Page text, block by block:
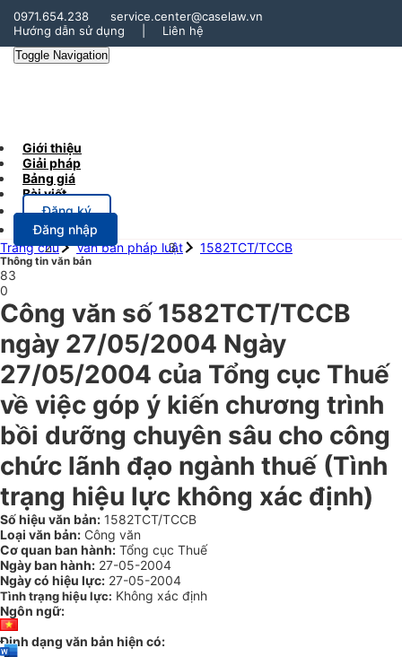
0971.654.238
service.center@caselaw.vn
Hướng dẫn sử dụng
Liên hệ
Toggle Navigation
Giới thiệu
Giải pháp
Bảng giá
Bài viết
Đăng ký
Đăng nhập
Trang chủ
Văn bản pháp luật 1582TCT/TCCB
Thông tin văn bản
83
0
Công văn số 1582TCT/TCCB
ngày 27/05/2004 Ngày
27/05/2004 của Tổng cục Thuế
về việc góp ý kiến chương trình
bồi dưỡng chuyên sâu cho công
chức lãnh đạo ngành thuế (Tình
trạng hiệu lực không xác định)
Số hiệu văn bản: 1582TCT/TCCB
Loại văn bản: Công văn
Cơ quan ban hành: Tổng cục Thuế
Ngày ban hành: 27-05-2004
Ngày có hiệu lực: 27-05-2004
Tình trạng hiệu lực: Không xác định
Ngôn ngữ:
Định dạng văn bản hiện có: